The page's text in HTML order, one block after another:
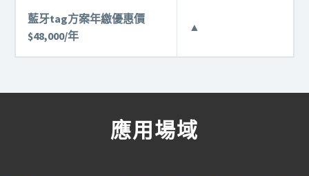
藍牙tag方案年繳優惠價
$48,000/年
▲
應用場域